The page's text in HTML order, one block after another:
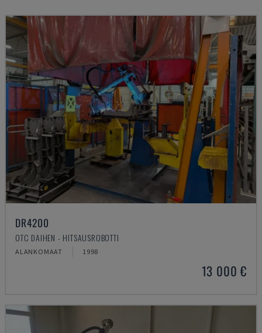
DR4200
OTC DAIHEN - HITSAUSROBOTTI
ALANKOMAAT 1998
13 000 €